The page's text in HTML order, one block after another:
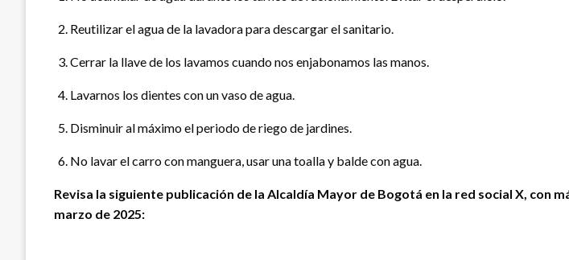
Reutilizar el agua de la lavadora para descargar el sanitario.
Cerrar la llave de los lavamos cuando nos enjabonamos las manos.
Lavarnos los dientes con un vaso de agua.
Disminuir al máximo el periodo de riego de jardines.
No lavar el carro con manguera, usar una toalla y balde con agua.
Revisa la siguiente publicación de la Alcaldía Mayor de Bogotá en la red social X, con
marzo de 2025: